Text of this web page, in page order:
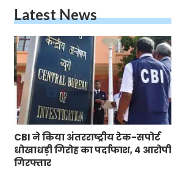
Latest News
CBI ने किया अंतरराष्ट्रीय टेक-सपोर्ट
धोखाधड़ी गिरोह का पर्दाफाश, 4 आरोपी
गिरफ्तार